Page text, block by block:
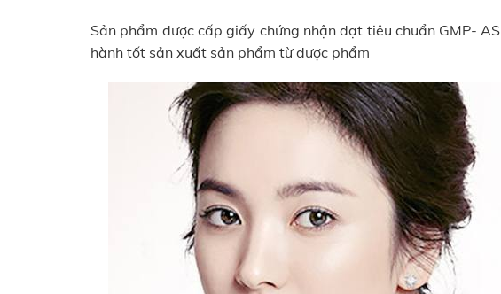
Sản phẩm được cấp giấy chứng nhận đạt tiêu chuẩn GMP-
hành tốt sản xuất sản phẩm từ dược phẩm